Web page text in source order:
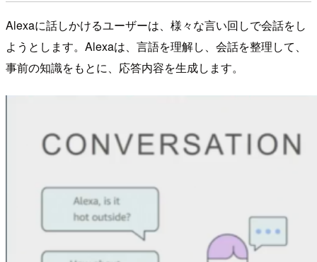
Alexaに話しかけるユーザーは、様々な言い回しで会話をし
ようとします。Alexaは、言語を理解し、会話を整理して、
事前の知識をもとに、応答内容を生成します。